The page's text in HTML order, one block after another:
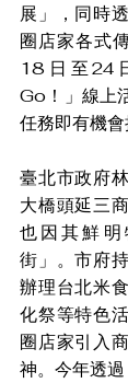
展」，同時
圈店家各式
18日至24
Go！」線上
任務即有機
臺北市政府
大橋頭延三
也因其鮮
街」。市府
辦理台北米
化祭等特色
圈店家引入
神。今年透